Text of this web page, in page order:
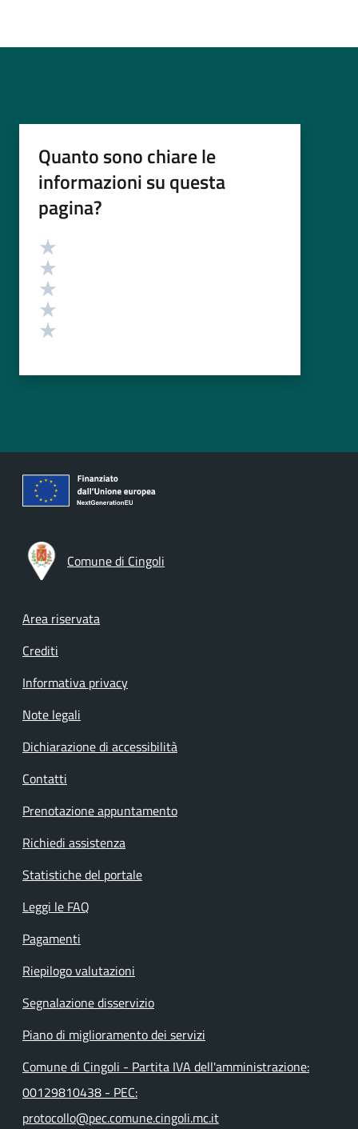
Quanto sono chiare le
informazioni su questa
pagina?
Valutazione
Comune di Cingoli
Footer menu
Area riservata
Crediti
Informativa privacy
Note legali
Dichiarazione di accessibilità
Contatti
Prenotazione appuntamento
Richiedi assistenza
Statistiche del portale
Leggi le FAQ
Pagamenti
Riepilogo valutazioni
Segnalazione disservizio
Piano di miglioramento dei servizi
Comune di Cingoli - Partita IVA dell'amministrazione:
00129810438 - PEC:
protocollo@pec.comune.cingoli.mc.it